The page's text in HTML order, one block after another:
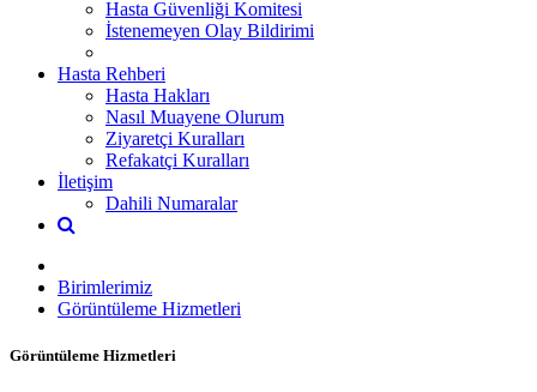
Hasta Güvenliği Komitesi
İstenemeyen Olay Bildirimi
Hasta Rehberi
Hasta Hakları
Nasıl Muayene Olurum
Ziyaretçi Kuralları
Refakatçi Kuralları
İletişim
Dahili Numaralar
Birimlerimiz
Görüntüleme Hizmetleri
Görüntüleme Hizmetleri